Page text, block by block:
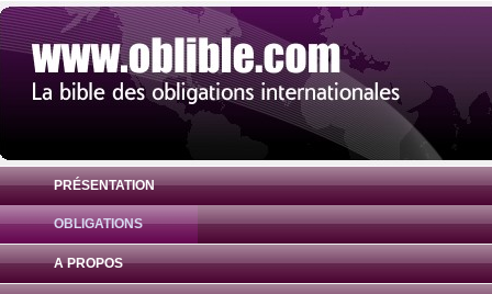
PRÉSENTATION
OBLIGATIONS
A PROPOS
Obligation FreddieMac Bonds 4.92% (